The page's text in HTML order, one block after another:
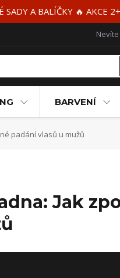
A BALÍČKY 🔥 AKCE
BARVENÍ
padání vlasů u mužů
Jak